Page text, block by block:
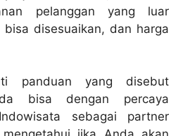
pelanggan yang luar
disesuaikan, dan harga
panduan yang disebut
bisa dengan percaya
sebagai partner